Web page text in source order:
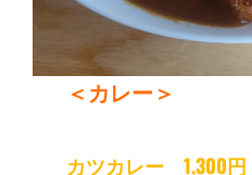
＜カレー＞
カツカレー 1,300円